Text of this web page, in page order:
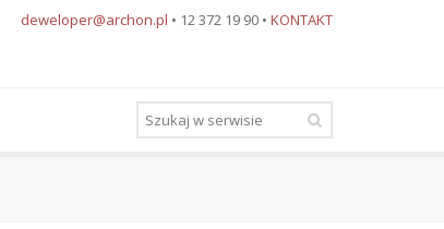
deweloper@archon.pl • 12 372 19 90 • KONTAKT